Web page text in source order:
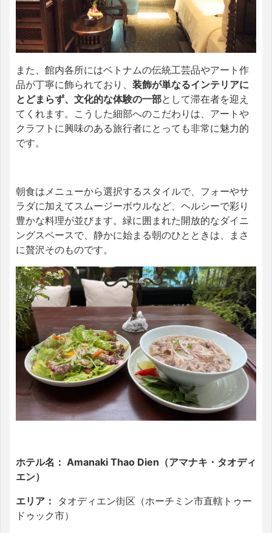
また、館内各所にはベトナムの伝統工芸品やアート作
品が丁寧に飾られており、 装飾が単なるインテリアに
とどまらず、文化的な体験の一部として滞在者を迎え
てくれます。こうした細部へのこだわりは、アートや
クラフトに興味のある旅行者にとっても非常に魅力的
です。
朝食はメニューから選択するスタイルで、フォーやサ
ラダに加えてスムージーボウルなど、ヘルシーで彩り
豊かな料理が並びます。緑に囲まれた開放的なダイニ
ングスペースで、静かに始まる朝のひとときは、まさ
に贅沢そのものです。
ホテル名： Amanaki Thao Dien（アマナキ・タオディ
エン）
エリア：
タオディエン街区（ホーチミン市直轄トゥー
ドゥック市）